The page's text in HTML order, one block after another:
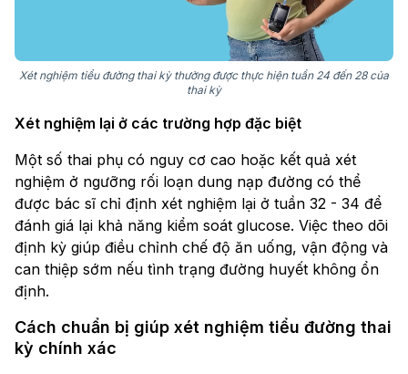
Xét nghiệm tiểu đường thai kỳ thường được thực hiện tuần 24 đến 28 của
thai kỳ
Xét nghiệm lại ở các trường hợp đặc biệt
Một số thai phụ có nguy cơ cao hoặc kết quả xét
nghiệm ở ngưỡng rối loạn dung nạp đường có thể
được bác sĩ chỉ định xét nghiệm lại ở tuần 32 - 34 để
đánh giá lại khả năng kiểm soát glucose. Việc theo dõi
định kỳ giúp điều chỉnh chế độ ăn uống, vận động và
can thiệp sớm nếu tình trạng đường huyết không ổn
định.
Cách chuẩn bị giúp xét nghiệm tiểu đường thai
kỳ chính xác